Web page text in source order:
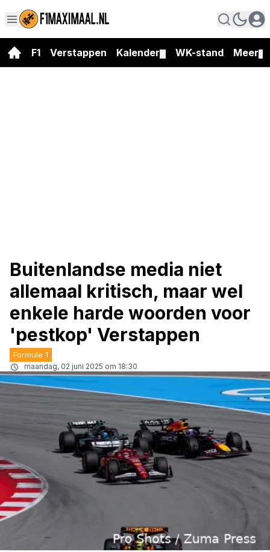
F1 Verstappen Kalender WK-stand Meer
Buitenlandse media niet
allemaal kritisch, maar wel
enkele harde woorden voor
'pestkop' Verstappen
Formule 1
maandag, 02 juni 2025 om 18:30